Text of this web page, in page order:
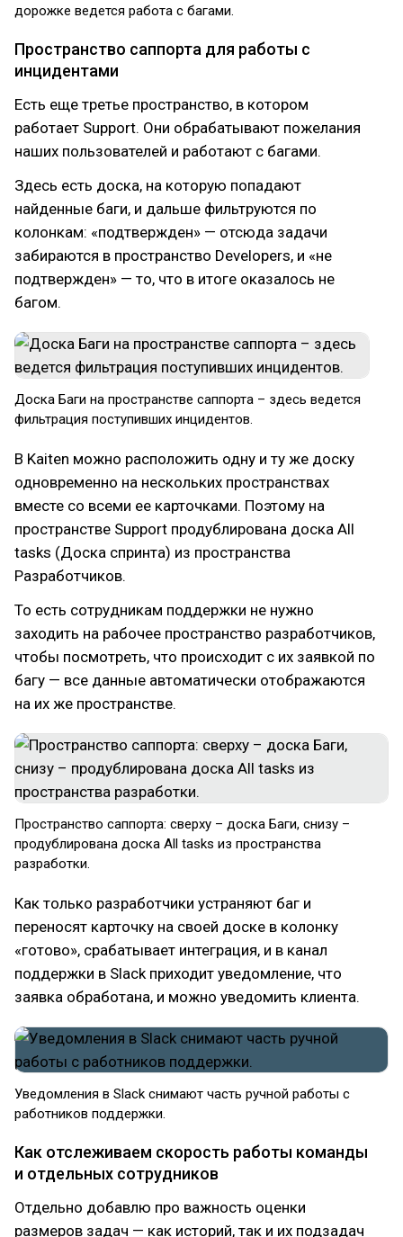
дорожке ведется работа с багами.
Пространство саппорта для работы с
инцидентами
Есть еще третье пространство, в котором
работает Support. Они обрабатывают пожелания
наших пользователей и работают с багами.
Здесь есть доска, на которую попадают
найденные баги, и дальше фильтруются по
колонкам: «подтвержден» — отсюда задачи
забираются в пространство Developers, и «не
подтвержден» — то, что в итоге оказалось не
багом.
Доска Баги на пространстве саппорта – здесь ведется
фильтрация поступивших инцидентов.
В Kaiten можно расположить одну и ту же доску
одновременно на нескольких пространствах
вместе со всеми ее карточками. Поэтому на
пространстве Support продублирована доска All
tasks (Доска спринта) из пространства
Разработчиков.
То есть сотрудникам поддержки не нужно
заходить на рабочее пространство разработчиков,
чтобы посмотреть, что происходит с их заявкой по
багу — все данные автоматически отображаются
на их же пространстве.
Пространство саппорта: сверху – доска Баги, снизу –
продублирована доска All tasks из пространства
разработки.
Как только разработчики устраняют баг и
переносят карточку на своей доске в колонку
«готово», срабатывает интеграция, и в канал
поддержки в Slack приходит уведомление, что
заявка обработана, и можно уведомить клиента.
Уведомления в Slack снимают часть ручной работы с
работников поддержки.
Как отслеживаем скорость работы команды
и отдельных сотрудников
Отдельно добавлю про важность оценки
размеров задач — как историй, так и их подзадач